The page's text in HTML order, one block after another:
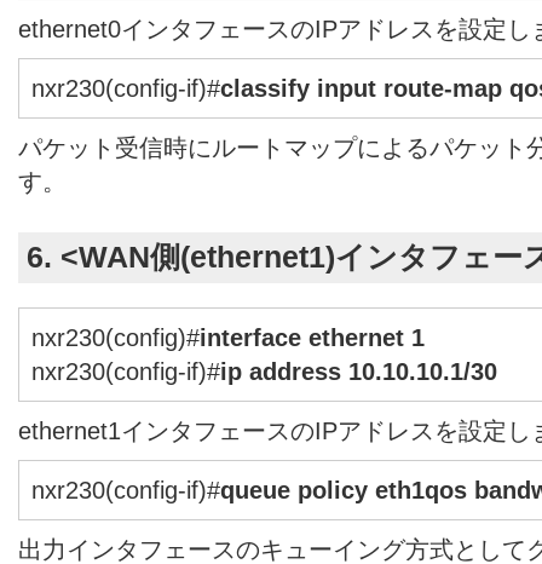
ethernet0インタフェースのIPアドレスを設定し
nxr230(config-if)#classify input route-map
パケット受信時にルートマップによるパケット
す。
6. <WAN側(ethernet1)インタフェー
nxr230(config)#interface ethernet 1
nxr230(config-if)#ip address 10.10.10.1/30
ethernet1インタフェースのIPアドレスを設定し
nxr230(config-if)#queue policy eth1qos
出力インタフェースのキューイング方式として